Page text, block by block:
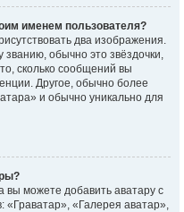
именем пользователя?
два изображения.
обычно это звёздочки,
сколько сообщений вы
Другое, обычно более
и обычно уникально для
вы можете добавить аватару с
«Граватар», «Галерея аватар»,